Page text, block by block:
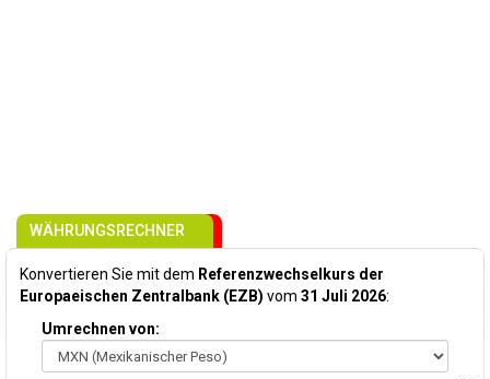
WÄHRUNGSRECHNER
Konvertieren Sie mit dem Referenzwechselkurs der
Europaeischen Zentralbank (EZB) vom 31 Juli 2026:
Umrechnen von: